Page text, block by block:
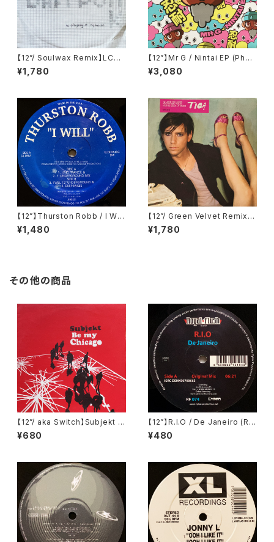
【12”/ Soulwax Remix】LCD
Soundsystem / Daft Punk I
s Playing At My House (DF
¥1,780
【12”】Mr G / Nintai EP (Phoe
nix G.) (PG077)
¥3,080
【12”】Thurston Robb / I Will
(Acacia Records) (AR021)
¥1,480
【12”/ Green Velvet Remix】
Tiga / Shoes (Different) (D
IFB 1216T)
¥1,780
その他の商品
【12”/ aka Switch】Subjekt /
Be My Chicago (Freerange
Records) (FR038)
¥680
【12”】R.I.O / De Janeiro (Ro
yal Flush Records) (RF074)
¥480